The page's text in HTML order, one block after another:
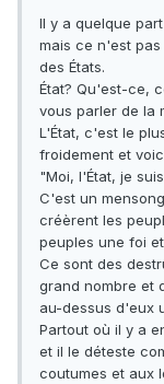
Il y a quelque
mais ce n'est
des États.
État? Qu'est-ce,
vous parler de la
L'État, c'est le
froidement et
"Moi, l'État, je
C'est un
créèrent les
peuples une foi
Ce sont des
grand nombre et
au-dessus d'eux
Partout où il y a
et il le déteste
coutumes et aux